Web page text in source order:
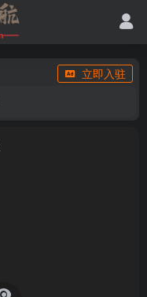
立即入驻